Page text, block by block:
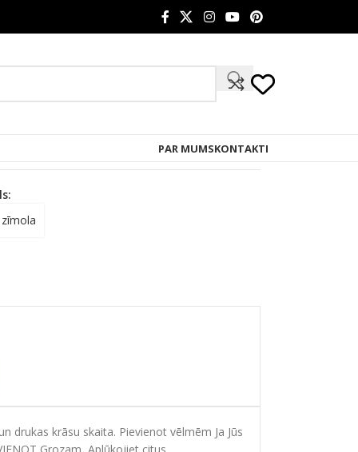
PAR MUMSKONTAKTI
drukas krāsu skaita. Pievienot vēlmēm Ja Jūs